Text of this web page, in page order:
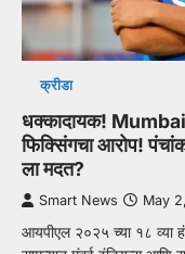
क्रीडा
धक्कादायक!
फिक्सिंगचा आरोप!
ला मदत?
Smart News May
आयपीएल २०२५ च्या १८ व्या